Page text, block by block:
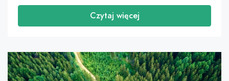
Czytaj więcej